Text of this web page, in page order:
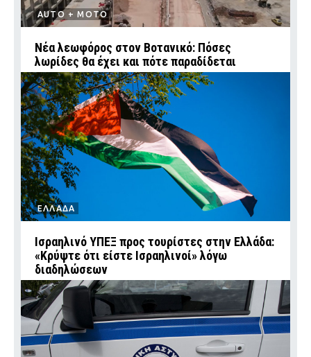
AUTO + MOTO
Νέα λεωφόρος στον Βοτανικό: Πόσες
λωρίδες θα έχει και πότε παραδίδεται
ΕΛΛΑΔΑ
Ισραηλινό ΥΠΕΞ προς τουρίστες στην Ελλάδα:
«Κρύψτε ότι είστε Ισραηλινοί» λόγω
διαδηλώσεων